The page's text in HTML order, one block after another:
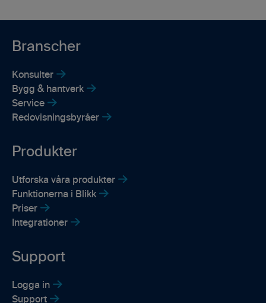
Branscher
Konsulter
Bygg & hantverk
Service
Redovisningsbyråer
Produkter
Utforska våra produkter
Funktionerna i Blikk
Priser
Integrationer
Support
Logga in
Support